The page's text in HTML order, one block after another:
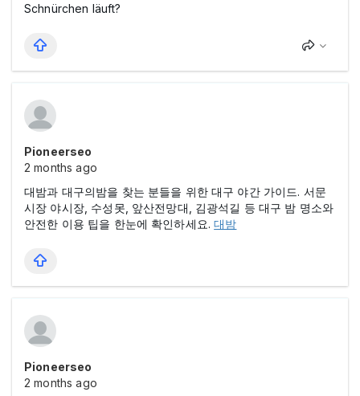
Schnürchen läuft?
Pioneerseo
2 months ago
대밤과 대구의밤을 찾는 분들을 위한 대구 야간 가이드. 서문
시장 야시장, 수성못, 앞산전망대, 김광석길 등 대구 밤 명소와
안전한 이용 팁을 한눈에 확인하세요.대밤
Pioneerseo
2 months ago